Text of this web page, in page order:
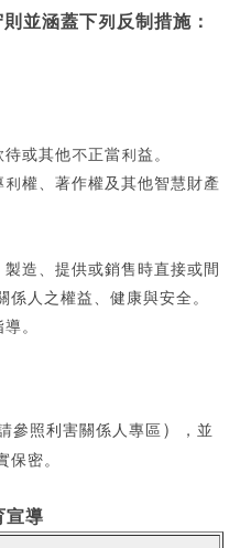
並涵蓋下列反制措施：
或其他不正當利益。
權、著作權及其他智慧財產
造、提供或銷售時直接或間
人之權益、健康與安全。
。
參照利害關係人專區 ）
，並
保密。
宣導